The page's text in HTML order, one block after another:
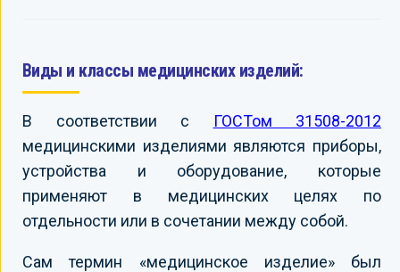
Виды и классы медицинских изделий:
В соответствии с
ГОСТом 31508-2012
медицинскими изделиями являются приборы,
устройства и оборудование, которые
применяют в медицинских целях по
отдельности или в сочетании между собой.
Сам термин «медицинское изделие» был